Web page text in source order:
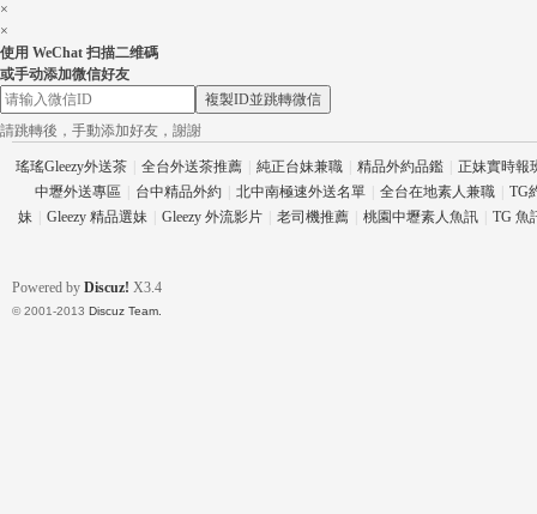
論
×
×
使用 WeChat 扫描二维碼
或手动添加微信好友
複製ID並跳轉微信
請跳轉後，手動添加好友，謝謝
瑤瑤Gleezy外送茶 全台外送茶推薦 純正台妹兼職 精品外約品鑑
正妹實時報
中壢外送專區
台中精品外約 北中南極速外送名單 全台在地素人兼職
TG
妹
Gleezy 精品選妹 Gleezy 外流影片 老司機推薦 桃園中壢素人魚訊 TG 魚
Powered by Discuz! X3.4
© 2001-2013 Discuz Team.